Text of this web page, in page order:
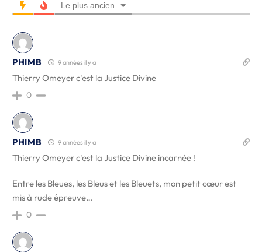
Le plus ancien
PHIMB 9 années il y a
Thierry Omeyer c'est la Justice Divine
0
PHIMB 9 années il y a
Thierry Omeyer c'est la Justice Divine incarnée !
Entre les Bleues, les Bleus et les Bleuets, mon petit cœur est
mis à rude épreuve…
0